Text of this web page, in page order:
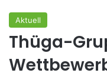
Aktuell
Thüga-